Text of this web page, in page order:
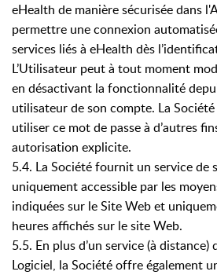
eHealth de manière sécurisée dans
permettre une connexion
services liés à eHealth dès
L’Utilisateur peut à tout moment
en désactivant la fonctionnalité
utilisateur de son compte. La Société
utiliser ce mot de passe à d’autres
autorisation explicite.
5.4. La Société fournit un service de
uniquement accessible par les
indiquées sur le Site Web et
heures affichés sur le site Web.
5.5. En plus d’un service (à
Logiciel, la Société offre également